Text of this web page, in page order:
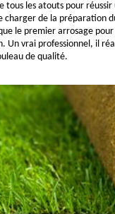
tous les atouts pour réussir
charger de la préparation
le premier arrosage pour
Un vrai professionnel, il
de qualité.